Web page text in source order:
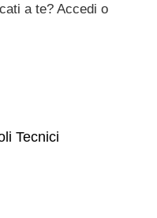
a te? Accedi o
Tecnici